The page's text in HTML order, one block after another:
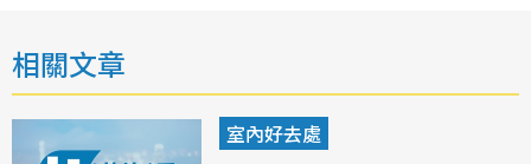
相關文章
室內好去處